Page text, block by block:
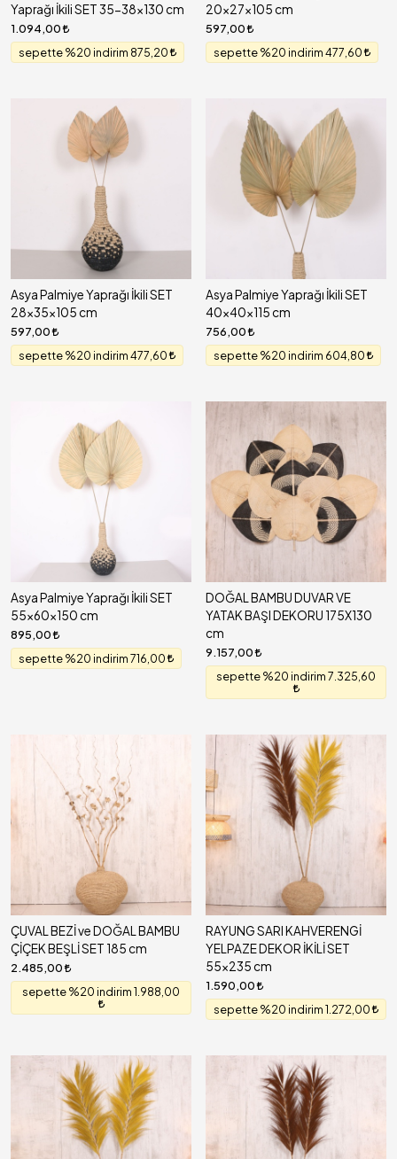
Yaprağı İkili SET 35-38x130 cm
1.094,00
sepette %20 indirim 875,20
20x27x105 cm
597,00
sepette %20 indirim 477,60
Asya Palmiye Yaprağı İkili SET
28x35x105 cm
597,00
sepette %20 indirim 477,60
Asya Palmiye Yaprağı İkili SET
40x40x115 cm
756,00
sepette %20 indirim 604,80
Asya Palmiye Yaprağı İkili SET
55x60x150 cm
895,00
sepette %20 indirim 716,00
DOĞAL BAMBU DUVAR VE
YATAK BAŞI DEKORU 175X130
cm
9.157,00
sepette %20 indirim 7.325,60
ÇUVAL BEZİ ve DOĞAL BAMBU
ÇİÇEK BEŞLİ SET 185 cm
2.485,00
sepette %20 indirim 1.988,00
RAYUNG SARI KAHVERENGİ
YELPAZE DEKOR İKİLİ SET
55x235 cm
1.590,00
sepette %20 indirim 1.272,00